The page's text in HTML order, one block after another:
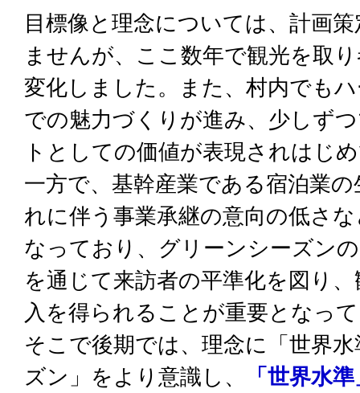
目標像と理念については、計画
ませんが、ここ数年で観光を取
変化しました。また、村内でも
での魅力づくりが進み、少しず
トとしての価値が表現されはじ
一方で、基幹産業である宿泊業
れに伴う事業承継の意向の低さ
なっており、グリーンシーズン
を通じて来訪者の平準化を図り
入を得られることが重要となっ
そこで後期では、理念に「世界
ズン」をより意識し、
「世界水